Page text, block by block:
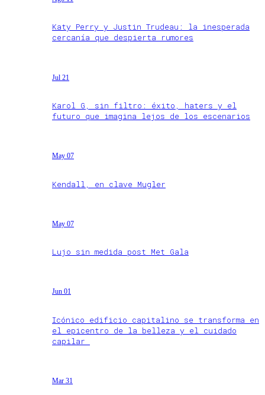
Katy Perry y Justin Trudeau: la inesperada
cercanía que despierta rumores
Jul 21
Karol G, sin filtro: éxito, haters y el
futuro que imagina lejos de los escenarios
May 07
Kendall, en clave Mugler
May 07
Lujo sin medida post Met Gala
Jun 01
Icónico edificio capitalino se transforma en
el epicentro de la belleza y el cuidado
capilar
Mar 31